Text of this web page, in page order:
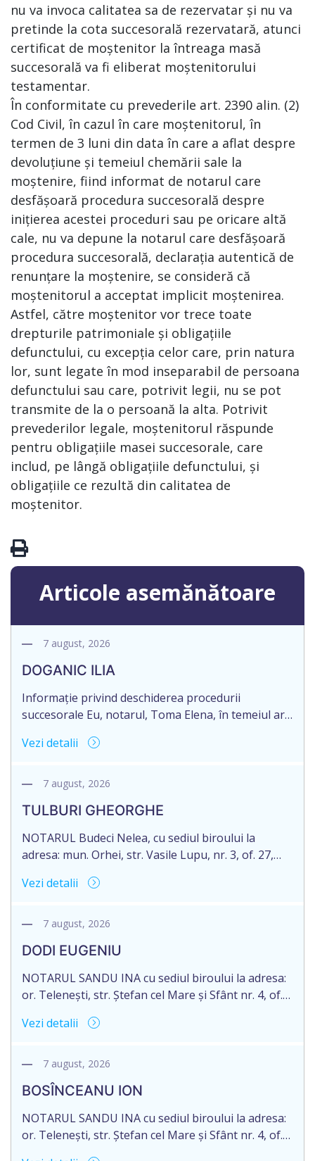
nu va invoca calitatea sa de rezervatar și nu va
pretinde la cota succesorală rezervatară, atunci
certificat de moștenitor la întreaga masă
succesorală va fi eliberat moștenitorului
testamentar.
În conformitate cu prevederile art. 2390 alin. (2)
Cod Civil, în cazul în care moștenitorul, în
termen de 3 luni din data în care a aflat despre
devoluțiune și temeiul chemării sale la
moștenire, fiind informat de notarul care
desfășoară procedura succesorală despre
inițierea acestei proceduri sau pe oricare altă
cale, nu va depune la notarul care desfășoară
procedura succesorală, declarația autentică de
renunțare la moștenire, se consideră că
moștenitorul a acceptat implicit moștenirea.
Astfel, către moștenitor vor trece toate
drepturile patrimoniale și obligațiile
defunctului, cu excepția celor care, prin natura
lor, sunt legate în mod inseparabil de persoana
defunctului sau care, potrivit legii, nu se pot
transmite de la o persoană la alta. Potrivit
prevederilor legale, moștenitorul răspunde
pentru obligațiile masei succesorale, care
includ, pe lângă obligațiile defunctului, și
obligațiile ce rezultă din calitatea de
moștenitor.
Articole asemănătoare
7 august, 2026
DOGANIC ILIA
Informație privind deschiderea procedurii
succesorale Eu, notarul, Toma Elena, în temeiul art.
notific Moștenitorii/ persoană care are un interes
notariale în urma decesului cet. DOGANIC ILIA,
2007040006216. Eliberarea certificatului de
moștenitor este planificată în prealabil pentru […]
Vezi detalii
7 august, 2026
TULBURI GHEORGHE
NOTARUL Budeci Nelea, cu sediul biroului la
adresa: mun. Orhei, str. Vasile Lupu, nr. 3, of. 27,
în urma decesului cet. TULBURI GHEORGHE,
decedat/ă la 16 mai 2026. Eliberarea certificatului de
de 16.05.2027 termenul de opțiune pentru
acceptarea […]
Vezi detalii
7 august, 2026
DODI EUGENIU
NOTARUL SANDU INA cu sediul biroului la adresa:
or. Telenești, str. Ștefan cel Mare și Sfânt nr. 4, of.
succesorale în urma decesului cet. DODI EUGENIU,
2003035009604, decedat/ă la data de 12.01.2026
/doisprezece ianuarie anul două mii douăzeci și
șase/. Eliberarea certificatului de moștenitor este
[…]
Vezi detalii
7 august, 2026
BOSÎNCEANU ION
NOTARUL SANDU INA cu sediul biroului la adresa:
or. Telenești, str. Ștefan cel Mare și Sfânt nr. 4, of.